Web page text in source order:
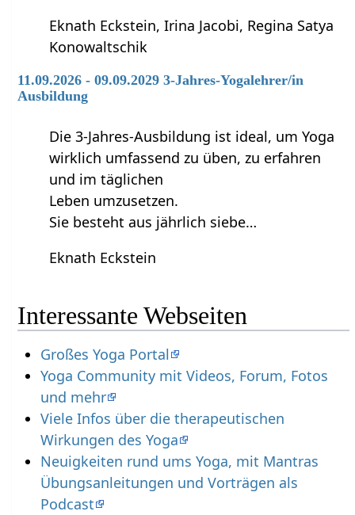
Eknath Eckstein, Irina Jacobi, Regina Satya
Konowaltschik
11.09.2026 - 09.09.2029 3-Jahres-Yogalehrer/in
Ausbildung
Die 3-Jahres-Ausbildung ist ideal, um Yoga
wirklich umfassend zu üben, zu erfahren
und im täglichen
Leben umzusetzen.
Sie besteht aus jährlich siebe…
Eknath Eckstein
Interessante Webseiten
Großes Yoga Portal
Yoga Community mit Videos, Forum, Fotos
und mehr
Viele Infos über die therapeutischen
Wirkungen des Yoga
Neuigkeiten rund ums Yoga, mit Mantras
Übungsanleitungen und Vorträgen als
Podcast